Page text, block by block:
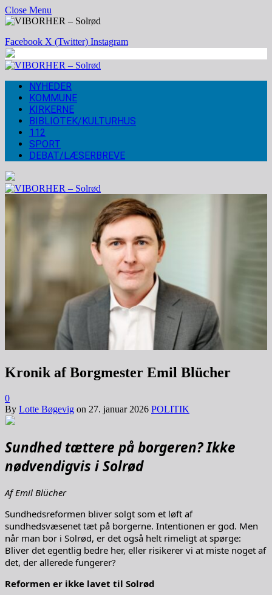
Close Menu
Facebook X (Twitter) Instagram
NYHEDER
KOMMUNE
KIRKERNE
BIBLIOTEK/KULTURHUS
112
SPORT
DEBAT/LÆSERBREVE
Kronik af Borgmester Emil Blücher
0
By Lotte Bøgevig on 27. januar 2026 POLITIK
Sundhed tættere på borgeren? Ikke
nødvendigvis i Solrød
Af Emil Blücher
Sundhedsreformen bliver solgt som et løft af
sundhedsvæsenet tæt på borgerne. Intentionen er god. Men
når man bor i Solrød, er det også helt rimeligt at spørge:
Bliver det egentlig bedre her, eller risikerer vi at miste noget af
det, der allerede fungerer?
Reformen er ikke lavet til Solrød